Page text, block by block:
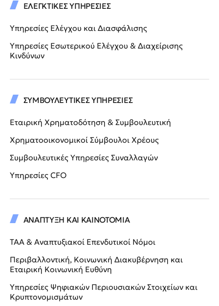
ΕΛΕΓΚΤΙΚΕΣ ΥΠΗΡΕΣΙΕΣ
Υπηρεσίες Ελέγχου και Διασφάλισης
Υπηρεσίες Εσωτερικού Ελέγχου & Διαχείρισης
Κινδύνων
ΣΥΜΒΟΥΛΕΥΤΙΚΕΣ ΥΠΗΡΕΣΙΕΣ
Εταιρική Χρηματοδότηση & Συμβουλευτική
Χρηματοοικονομικοί Σύμβουλοι Χρέους
Συμβουλευτικές Υπηρεσίες Συναλλαγών
Υπηρεσίες CFO
ΑΝΑΠΤΥΞΗ ΚΑΙ ΚΑΙΝΟΤΟΜΙΑ
ΤΑΑ & Αναπτυξιακοί Επενδυτικοί Νόμοι
Περιβαλλοντική, Κοινωνική Διακυβέρνηση και
Εταιρική Κοινωνική Ευθύνη
Υπηρεσίες Ψηφιακών Περιουσιακών Στοιχείων και
Κρυπτονομισμάτων